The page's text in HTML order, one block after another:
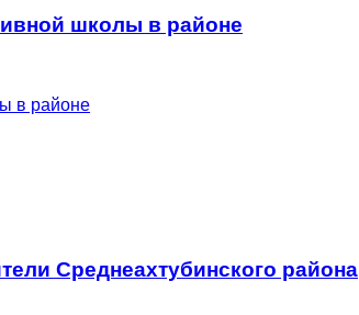
школы в районе
Среднеахтубинского района